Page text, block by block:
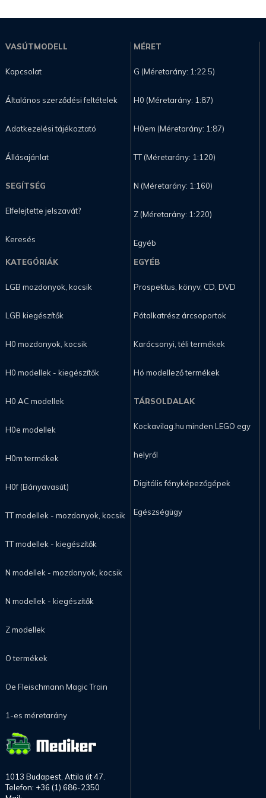
VASÚTMODELL
Kapcsolat
Általános szerződési feltételek
Adatkezelési tájékoztató
Állásajánlat
SEGÍTSÉG
Elfelejtette jelszavát?
Keresés
MÉRET
G (Méretarány: 1:22.5)
H0 (Méretarány: 1:87)
H0em (Méretarány: 1:87)
TT (Méretarány: 1:120)
N (Méretarány: 1:160)
Z (Méretarány: 1:220)
Egyéb
KATEGÓRIÁK
LGB mozdonyok, kocsik
LGB kiegészítők
H0 mozdonyok, kocsik
H0 modellek - kiegészítők
H0 AC modellek
H0e modellek
H0m termékek
H0f (Bányavasút)
TT modellek - mozdonyok, kocsik
TT modellek - kiegészítők
N modellek - mozdonyok, kocsik
N modellek - kiegészítők
Z modellek
O termékek
Oe Fleischmann Magic Train
1-es méretarány
EGYÉB
Prospektus, könyv, CD, DVD
Pótalkatrész árcsoportok
Karácsonyi, téli termékek
Hó modellező termékek
TÁRSOLDALAK
Kockavilag.hu minden LEGO egy
helyről
Digitális fényképezőgépek
Egészségügy
1013 Budapest, Attila út 47.
Telefon: +36 (1) 686-2350